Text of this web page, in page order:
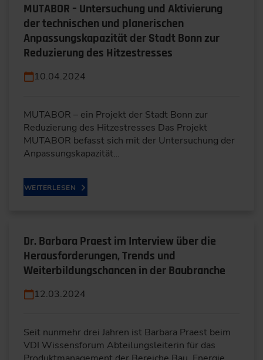
MUTABOR – Untersuchung und Aktivierung
der technischen und planerischen
Anpassungskapazität der Stadt Bonn zur
Reduzierung des Hitzestresses
10.04.2024
MUTABOR – ein Projekt der Stadt Bonn zur
Reduzierung des Hitzestresses Das Projekt
MUTABOR befasst sich mit der Untersuchung der
Anpassungskapazität…
WEITERLESEN
Dr. Barbara Praest im Interview über die
Herausforderungen, Trends und
Weiterbildungschancen in der Baubranche
12.03.2024
Seit nunmehr drei Jahren ist Barbara Praest beim
VDI Wissensforum Abteilungsleiterin für das